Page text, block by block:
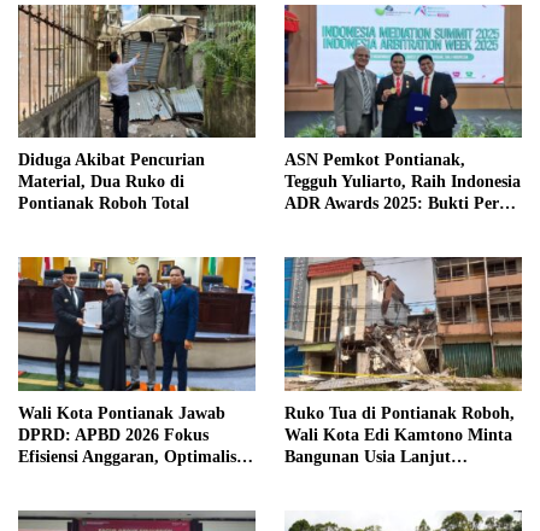
Diduga Akibat Pencurian
Material, Dua Ruko di
Pontianak Roboh Total
ASN Pemkot Pontianak,
Tegguh Yuliarto, Raih Indonesia
ADR Awards 2025: Bukti Peran
Wali Kota Pontianak Jawab
DPRD: APBD 2026 Fokus
Efisiensi Anggaran, Optimalisasi
Ruko Tua di Pontianak Roboh,
Wali Kota Edi Kamtono Minta
Bangunan Usia Lanjut